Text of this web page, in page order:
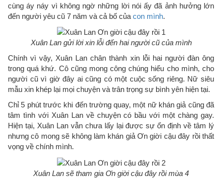
cùng áy náy vì không ngờ những lời nói ấy đã ảnh hưởng lớn
đến người yêu cũ 7 năm và cả bố của con mình.
Xuân Lan gửi lời xin lỗi đến hai người cũ của mình
Chính vì vậy, Xuân Lan chân thành xin lỗi hai người đàn ông
trong quá khứ. Cô cũng mong công chúng hiểu cho mình, cho
người cũ vì giờ đây ai cũng có một cuộc sống riêng. Nữ siêu
mẫu xin khép lại mọi chuyện và trân trọng sự bình yên hiện tại.
Chỉ 5 phút trước khi đến trường quay, một nữ khán giả cũng đã
tâm tình với Xuân Lan về chuyện có bầu với một chàng gay.
Hiện tại, Xuân Lan vẫn chưa lấy lại được sự ổn định về tâm lý
nhưng cô mong sẽ không làm khán giả Ơn giời cậu đây rồi thất
vọng về chính mình.
Xuân Lan sẽ tham gia Ơn giời cậu đây rồi mùa 4